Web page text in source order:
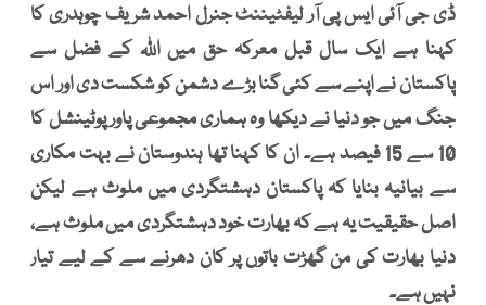
ڈی جی آئی ایس پی آر لیفٹیننٹ جنرل احمد شریف چوہدری کا
کہنا ہے ایک سال قبل معرکہ حق میں اللہ کے فضل سے
پاکستان نے اپنے سے کئی گنا بڑے دشمن کو شکست دی اور اس
جنگ میں جو دنیا نے دیکھا وہ ہماری مجموعی پاور پوٹینشل کا
10 سے 15 فیصد ہے۔ ان کا کہنا تھا ہندوستان نے بہت مکاری
سے بیانیہ بنایا کہ پاکستان دہشتگردی میں ملوث ہے لیکن
اصل حقیقیت یہ ہے کہ بھارت خود دہشتگردی میں ملوث ہے،
دنیا بھارت کی من گھڑت باتوں پر کان دھرنے سے کے لیے تیار
نہیں ہے۔